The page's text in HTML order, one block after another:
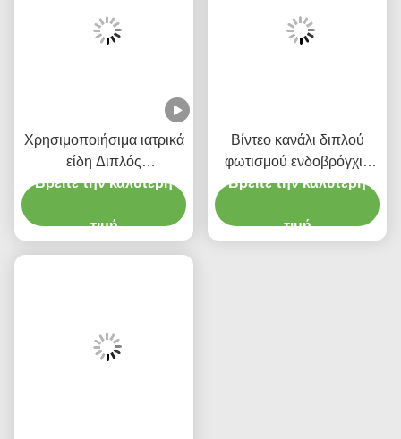
Χρησιμοποιήσιμα ιατρικά
είδη Διπλός
ενδοτραχιακός σωλήνας
Βρείτε την καλύτερη
τιμή
Βίντεο κανάλι διπλού
φωτισμού ενδοβρόγχιο
σωλήνα χωρίς κάμερα
Βρείτε την καλύτερη
τιμή